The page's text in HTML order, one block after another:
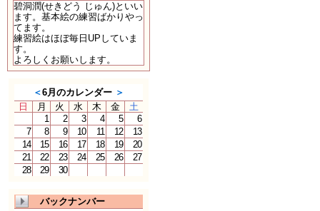
碧洞潤(せきどう じゅん)といい
ます。基本絵の練習ばかりやっ
てます。
練習絵はほぼ毎日UPしていま
す。
よろしくお願いします。
＜6月のカレンダー ＞
日
月 火 水 木 金
土
1
2 3 4 5
6
7
8 9 10 11 12
13
14
15 16 17 18 19
20
21
22 23 24 25 26
27
28
29 30
バックナンバー